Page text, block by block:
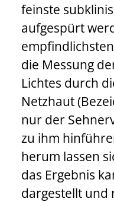
feinste
aufgespürt
die Messung
Lichtes durch
Netzhaut
nur der
zu ihm
herum lassen
das Ergebnis
dargestellt und